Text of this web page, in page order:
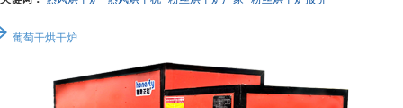
葡萄干烘干炉